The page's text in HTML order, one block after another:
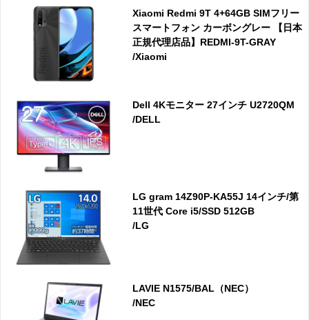
Xiaomi Redmi 9T 4+64GB SIMフリー
スマートフォン カーボングレー 【日本
正規代理店品】REDMI-9T-GRAY
/Xiaomi
Dell 4Kモニター 27インチ U2720QM
/DELL
LG gram 14Z90P-KA55J 14インチ/第
11世代 Core i5/SSD 512GB
/LG
LAVIE N1575/BAL（NEC）
/NEC